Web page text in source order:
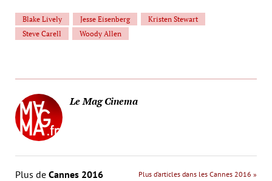
Blake Lively Jesse Eisenberg
Kristen Stewart
Steve Carell
Woody Allen
Le Mag Cinema
Plus de Cannes 2016 Plus d’articles dans les Cannes 2016 »